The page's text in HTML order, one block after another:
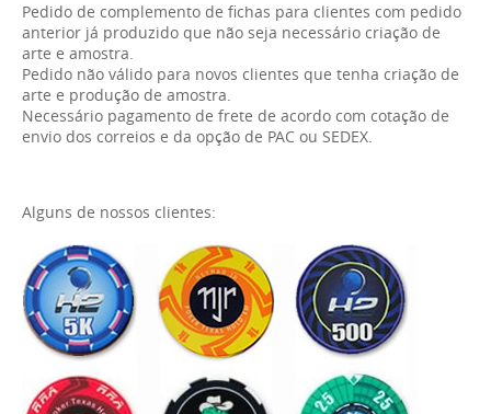
Pedido de complemento de fichas para clientes com pedido
anterior já produzido que não seja necessário criação de
arte e amostra.
Pedido não válido para novos clientes que tenha criação de
arte e produção de amostra.
Necessário pagamento de frete de acordo com cotação de
envio dos correios e da opção de PAC ou SEDEX.
Alguns de nossos clientes: